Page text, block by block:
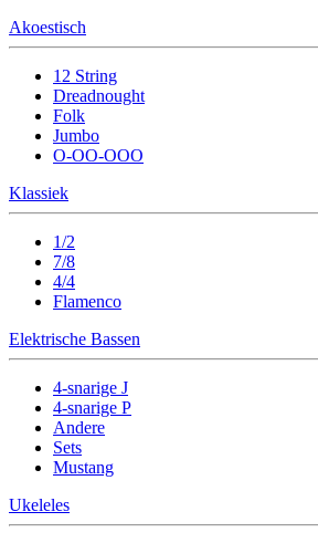
Akoestisch
12 String
Dreadnought
Folk
Jumbo
O-OO-OOO
Klassiek
1/2
7/8
4/4
Flamenco
Elektrische Bassen
4-snarige J
4-snarige P
Andere
Sets
Mustang
Ukeleles